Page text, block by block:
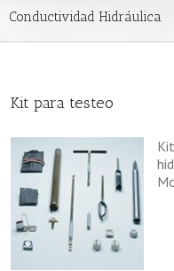
Conductividad Hidráulica
Kit para testeo